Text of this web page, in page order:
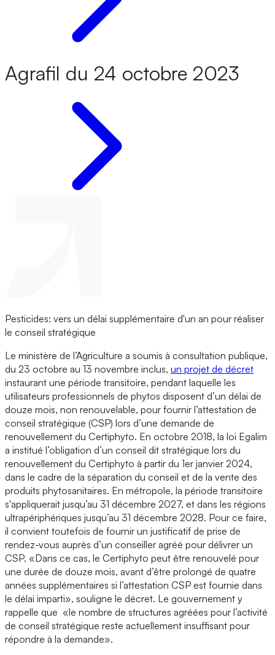
Agrafil du 24 octobre 2023
Pesticides: vers un délai supplémentaire d'un an pour réaliser
le conseil stratégique
Le ministère de l’Agriculture a soumis à consultation publique,
du 23 octobre au 13 novembre inclus, un projet de décret
instaurant une période transitoire, pendant laquelle les
utilisateurs professionnels de phytos disposent d’un délai de
douze mois, non renouvelable, pour fournir l’attestation de
conseil stratégique (CSP) lors d’une demande de
renouvellement du Certiphyto. En octobre 2018, la loi Egalim
a institué l’obligation d’un conseil dit stratégique lors du
renouvellement du Certiphyto à partir du 1er janvier 2024,
dans le cadre de la séparation du conseil et de la vente des
produits phytosanitaires. En métropole, la période transitoire
s'appliquerait jusqu’au 31 décembre 2027, et dans les régions
ultrapériphériques jusqu’au 31 décembre 2028. Pour ce faire,
il convient toutefois de fournir un justificatif de prise de
rendez-vous auprès d’un conseiller agréé pour délivrer un
CSP. «Dans ce cas, le Certiphyto peut être renouvelé pour
une durée de douze mois, avant d’être prolongé de quatre
années supplémentaires si l’attestation CSP est fournie dans
le délai imparti», souligne le décret. Le gouvernement y
rappelle que «le nombre de structures agréées pour l’activité
de conseil stratégique reste actuellement insuffisant pour
répondre à la demande».